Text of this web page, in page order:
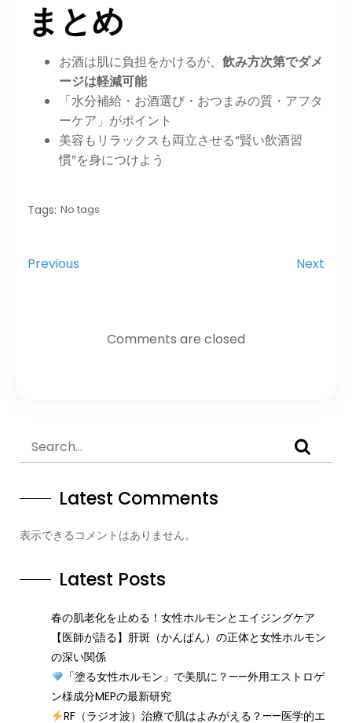
まとめ
お酒は肌に負担をかけるが、 飲み方次第でダメ
ージは軽減可能
「水分補給・お酒選び・おつまみの質・アフタ
ーケア」がポイント
美容もリラックスも両立させる“賢い飲酒習
慣”を身につけよう
Tags: No tags
Previous Next
Comments are closed
Latest Comments
表示できるコメントはありません。
Latest Posts
春の肌老化を止める！女性ホルモンとエイジングケア
【医師が語る】肝斑（かんぱん）の正体と女性ホルモン
の深い関係
「塗る女性ホルモン」で美肌に？——外用エストロゲ
ン様成分MEPの最新研究
RF（ラジオ波）治療で肌はよみがえる？——医学的エ